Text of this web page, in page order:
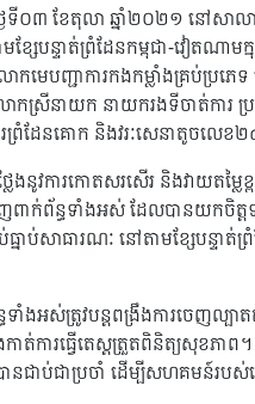
ទី០៣ ខែតុលា ឆ្នាំ២០២១ នៅសា
ន្ទាត់ព្រំដែនកម្ពុជា-វៀតណាម
មេបញ្ជាការកងកម្លាំងគ្រប់ប្រ
នាយក នាយករងទីចាត់ការ ប្រ
ព្រំដែនគោក និងវរៈសេនាតូចលេខ
រកោតសរសើរ និងវាយតម្លៃខ្ពស់
ាក់ព័ន្ធទាំងអស់ ដែលបានយកចិត្
ប់សាធារណៈ នៅតាមខ្សែបន្ទាត់
ទាំងអស់ត្រូវបន្តពង្រឹងការចេញល្ប
ារធ្វើតេស្តត្រួតពិនិត្យសុខភា
នជាប់ជាប្រចាំ ដើម្បីសហគមន៍របស់